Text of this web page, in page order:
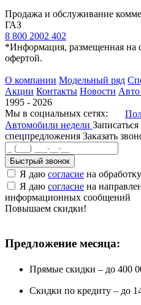
Продажа и обслуживание
ГАЗ
8 800 2002 402
*Информация, размещенная на
офертой.
О компании Модельный ряд
Акции Контакты Новости Авто
1995 - 2026
Мы в социальных сетях:
Автомобили недели
спецпредложения Заказать
Быстрый звонок
Я даю согласие на
Я даю согласие на
информационных сообщений
Повышаем скидки!
Предложение месяца:
Прямые скидки – до 400
Скидки по кредиту – до